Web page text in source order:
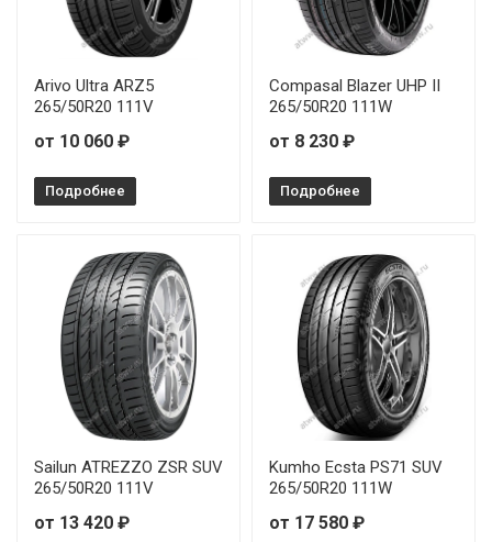
Arivo Ultra ARZ5
265/50R20 111V
от 10 060 ₽
Подробнее
Compasal Blazer UHP II
265/50R20 111W
от 8 230 ₽
Подробнее
Sailun ATREZZO ZSR SUV
265/50R20 111V
от 13 420 ₽
Kumho Ecsta PS71 SUV
265/50R20 111W
от 17 580 ₽